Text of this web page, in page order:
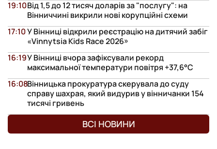
Від 1,5 до 12 тисяч доларів за "послугу": на
Вінниччині викрили нові корупційні схеми
19:10
У Вінниці відкрили реєстрацію на дитячий забіг
«Vinnytsia Kids Race 2026»
17:10
У Вінниці вчора зафіксували рекорд
максимальної температури повітря +37,6°С
16:19
Вінницька прокуратура скерувала до суду
справу шахрая, який видурив у вінничанки 154
тисячі гривень
16:08
ВСІ НОВИНИ